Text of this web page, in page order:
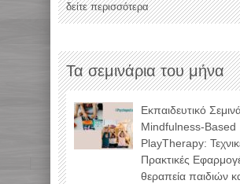
δείτε περισσότερα
Τα σεμινάρια του μήνα
Εκπαιδευτικό
Mindfulness-Based
PlayTherapy:
Πρακτικές
θεραπεία παιδιών